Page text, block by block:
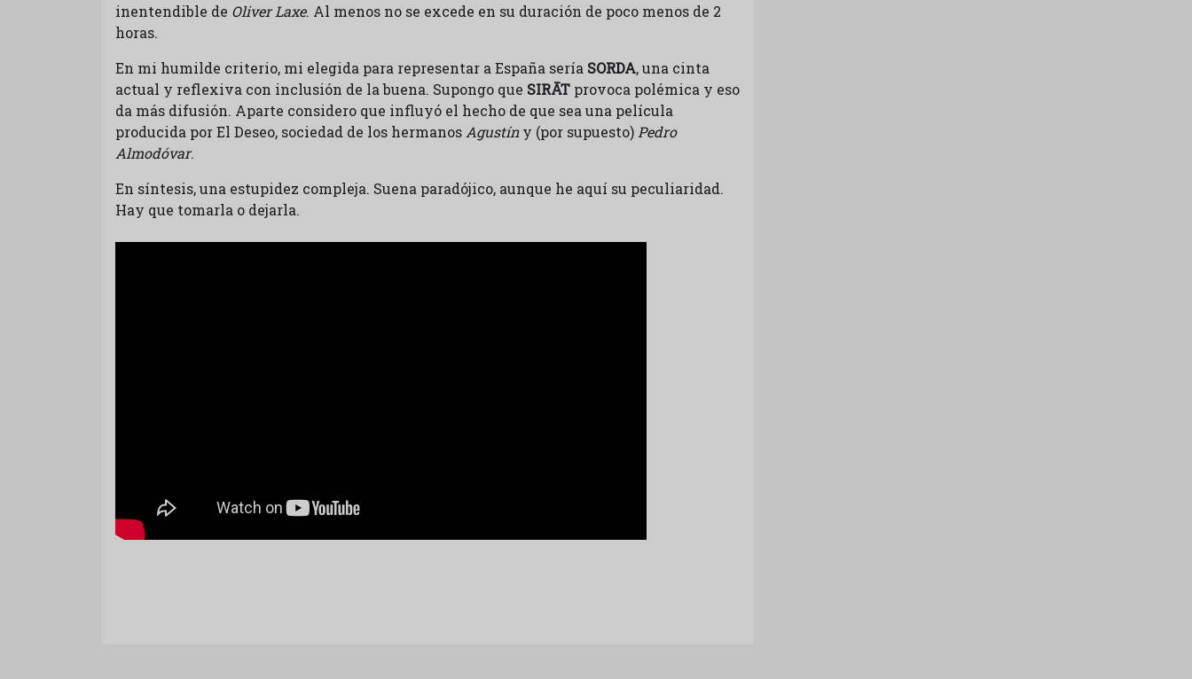
inentendible de Oliver Laxe. Al menos no se excede en su duración de poco menos de 2
horas.
En mi humilde criterio, mi elegida para representar a España sería SORDA, una cinta
actual y reflexiva con inclusión de la buena. Supongo que SIRĀT provoca polémica y eso
da más difusión. Aparte considero que influyó el hecho de que sea una película
producida por El Deseo, sociedad de los hermanos Agustíny (por supuesto) Pedro
Almodóvar.
En síntesis, una estupidez compleja. Suena paradójico, aunque he aquí su peculiaridad.
Hay que tomarla o dejarla.